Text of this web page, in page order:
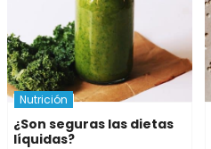
Nutrición
¿Son seguras las dietas
líquidas?